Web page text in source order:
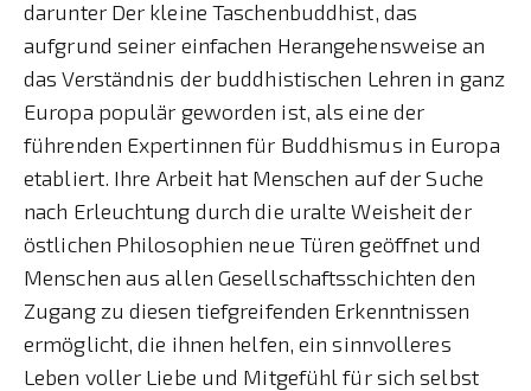
darunter Der kleine Taschenbuddhist, das
aufgrund seiner einfachen Herangehensweise an
das Verständnis der buddhistischen Lehren in ganz
Europa populär geworden ist, als eine der
führenden Expertinnen für Buddhismus in Europa
etabliert. Ihre Arbeit hat Menschen auf der Suche
nach Erleuchtung durch die uralte Weisheit der
östlichen Philosophien neue Türen geöffnet und
Menschen aus allen Gesellschaftsschichten den
Zugang zu diesen tiefgreifenden Erkenntnissen
ermöglicht, die ihnen helfen, ein sinnvolleres
Leben voller Liebe und Mitgefühl für sich selbst